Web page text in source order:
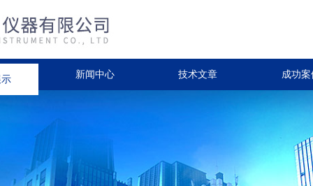
新闻中心 技术文章 成功案